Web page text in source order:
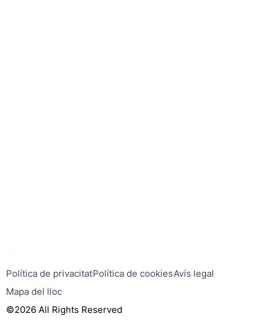
Política de privacitatPolítica de cookiesAvís legal
Mapa del lloc
©2026 All Rights Reserved